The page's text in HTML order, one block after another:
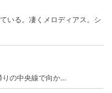
いる。凄くメロディアス。シ
りの中央線で向か…